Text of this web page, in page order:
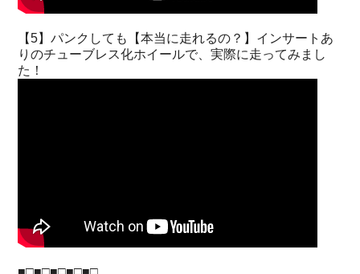
【5】パンクしても【本当に走れるの？】インサートあ
りのチューブレス化ホイールで、実際に走ってみまし
た！